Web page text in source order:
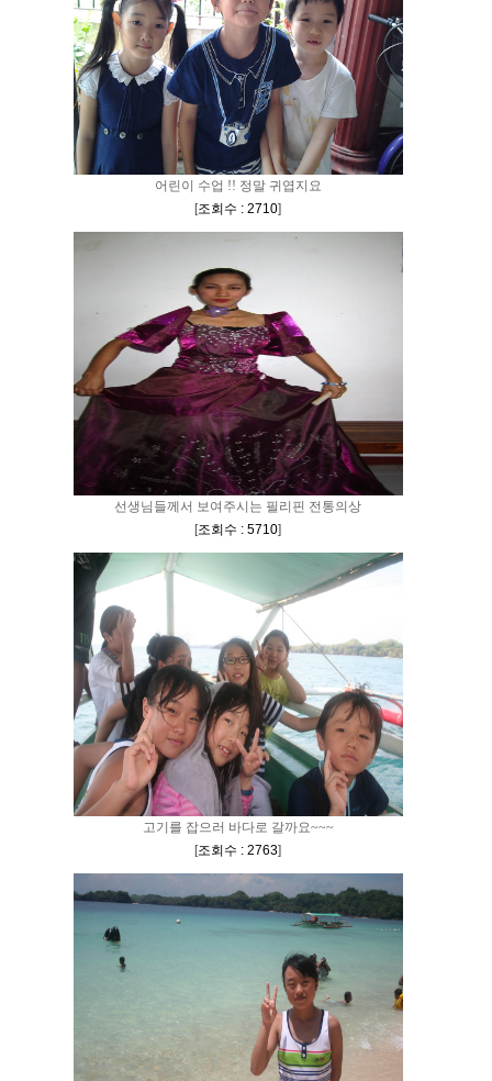
어린이 수업 !! 정말 귀엽지요
[조회수 : 2710]
선생님들께서 보여주시는 필리핀 전통의상
[조회수 : 5710]
고기를 잡으러 바다로 갈까요~~~
[조회수 : 2763]